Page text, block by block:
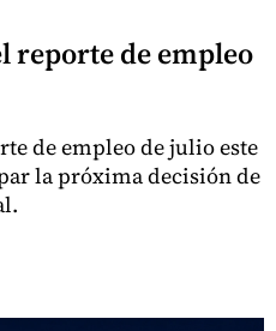
reporte de empleo
de empleo de julio este
la próxima decisión de